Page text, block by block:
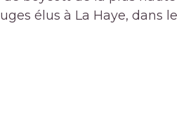
élus à La Haye, dans le